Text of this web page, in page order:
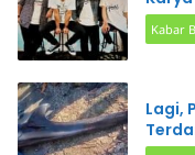
Kabar
Lagi,